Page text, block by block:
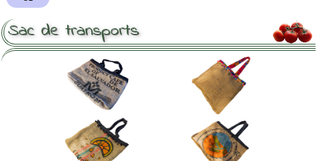
Sac de transports